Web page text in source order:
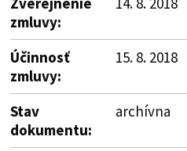
zmluvy:
Účinnosť
zmluvy:
15. 8. 2018
Stav
dokumentu:
archívna